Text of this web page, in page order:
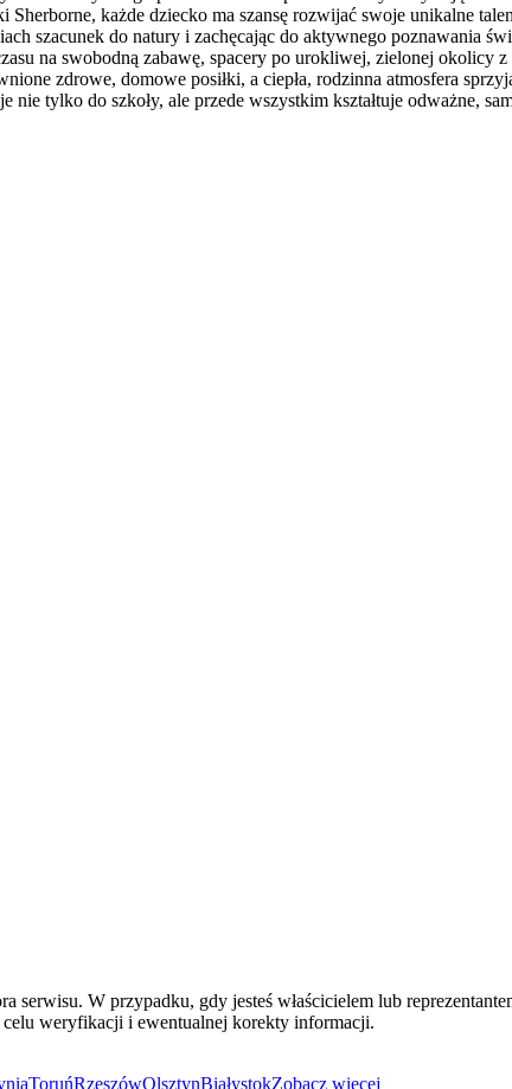
każde dziecko ma szansę rozwijać swoje unikalne
szacunek do natury i zachęcając do aktywnego poznawania
na swobodną zabawę, spacery po urokliwej, zielonej okolicy
zdrowe, domowe posiłki, a ciepła, rodzinna atmosfera
tylko do szkoły, ale przede wszystkim kształtuje odważne,
serwisu. W przypadku, gdy jesteś właścicielem lub
weryfikacji i ewentualnej korekty informacji.
ToruńRzeszówOlsztynBiałystokZobacz więcej